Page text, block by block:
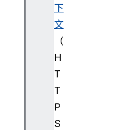
下
文
（
H
T
T
P
S